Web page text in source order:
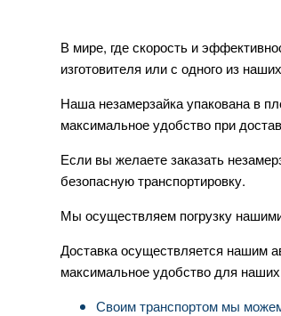
В мире, где скорость и
изготовителя или с одного из
Наша незамерзайка упакована в
максимальное удобство при
Если вы желаете заказать
безопасную транспортировку.
Мы осуществляем погрузку
Доставка осуществляется нашим
максимальное удобство для
Своим транспортом мы